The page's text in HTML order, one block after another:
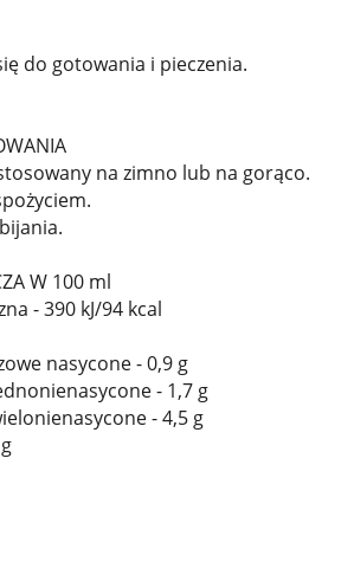
do gotowania i pieczenia.
na zimno lub na gorąco.
W 100 ml
- 390 kJ/94 kcal
nasycone - 0,9 g
- 1,7 g
- 4,5 g